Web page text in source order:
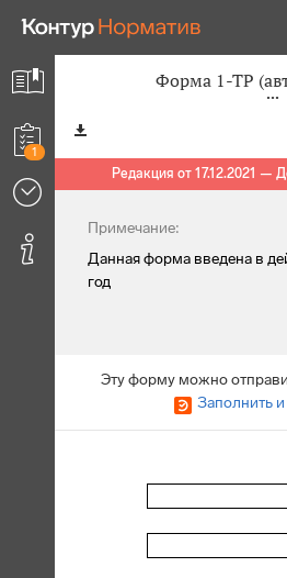
1
Форма 1-ТР
Редакция от 17.12.2021 —
Примечание:
Данная форма введена в
год
Эту форму можно
Заполнить